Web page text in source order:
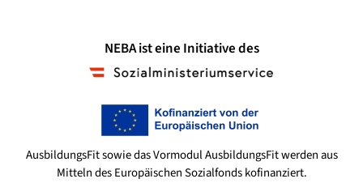
NEBA ist eine Initiative des
AusbildungsFit sowie das Vormodul AusbildungsFit werden aus
Mitteln des Europäischen Sozialfonds kofinanziert.